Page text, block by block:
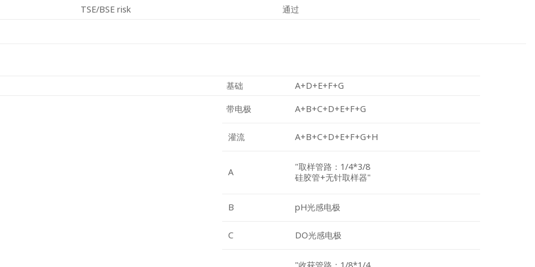
TSE/BSE risk 通过
基础 A+D+E+F+G
带电极 A+B+C+D+E+F+G
灌流 A+B+C+D+E+F+G+H
A
"取样管路：1/4*3/8
硅胶管+无针取样器"
B pH光感电极
C DO光感电极